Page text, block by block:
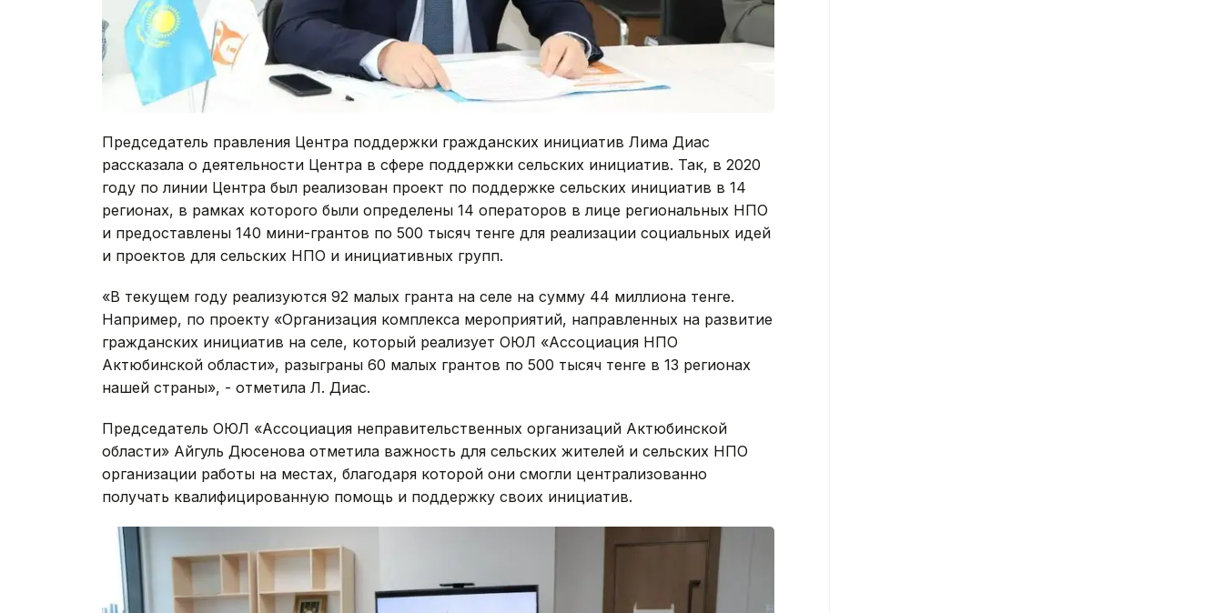
Председатель правления Центра поддержки гражданских инициатив Лима Диас
рассказала о деятельности Центра в сфере поддержки сельских инициатив. Так, в 2020
году по линии Центра был реализован проект по поддержке сельских инициатив в 14
регионах, в рамках которого были определены 14 операторов в лице региональных НПО
и предоставлены 140 мини-грантов по 500 тысяч тенге для реализации социальных идей
и проектов для сельских НПО и инициативных групп.
«В текущем году реализуются 92 малых гранта на селе на сумму 44 миллиона тенге.
Например, по проекту «Организация комплекса мероприятий, направленных на развитие
гражданских инициатив на селе, который реализует ОЮЛ «Ассоциация НПО
Актюбинской области», разыграны 60 малых грантов по 500 тысяч тенге в 13 регионах
нашей страны», - отметила Л. Диас.
Председатель ОЮЛ «Ассоциация неправительственных организаций Актюбинской
области» Айгуль Дюсенова отметила важность для сельских жителей и сельских НПО
организации работы на местах, благодаря которой они смогли централизованно
получать квалифицированную помощь и поддержку своих инициатив.